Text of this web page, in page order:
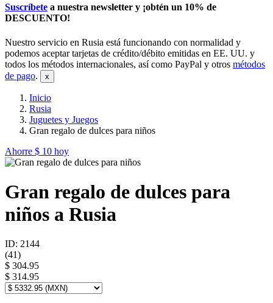
Suscríbete a nuestra newsletter y ¡obtén un 10% de
DESCUENTO!
Nuestro servicio en Rusia está funcionando con normalidad y
podemos aceptar tarjetas de crédito/débito emitidas en EE. UU. y
todos los métodos internacionales, así como PayPal y otros métodos
de pago.
Inicio
Rusia
Juguetes y Juegos
Gran regalo de dulces para niños
Ahorre $ 10 hoy
Gran regalo de dulces para
niños a Rusia
ID: 2144
(41)
$ 304.95
$ 314.95